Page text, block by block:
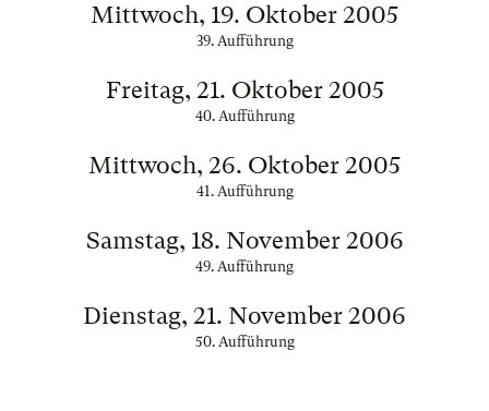
Mittwoch, 19. Oktober 2005
39. Aufführung
Freitag, 21. Oktober 2005
40. Aufführung
Mittwoch, 26. Oktober 2005
41. Aufführung
Samstag, 18. November 2006
49. Aufführung
Dienstag, 21. November 2006
50. Aufführung